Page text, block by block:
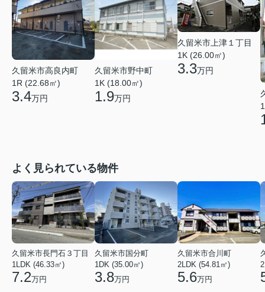
久留米市高良内町
1R (22.68㎡)
3.4万円
久留米市野中町
1K (18.00㎡)
1.9万円
久留米市上津１丁目
1K (26.00㎡)
3.3万円
よく見られている物件
久留米市長門石３丁目
1LDK (46.33㎡)
7.2万円
久留米市国分町
1DK (35.00㎡)
3.8万円
久留米市合川町
2LDK (54.81㎡)
5.6万円